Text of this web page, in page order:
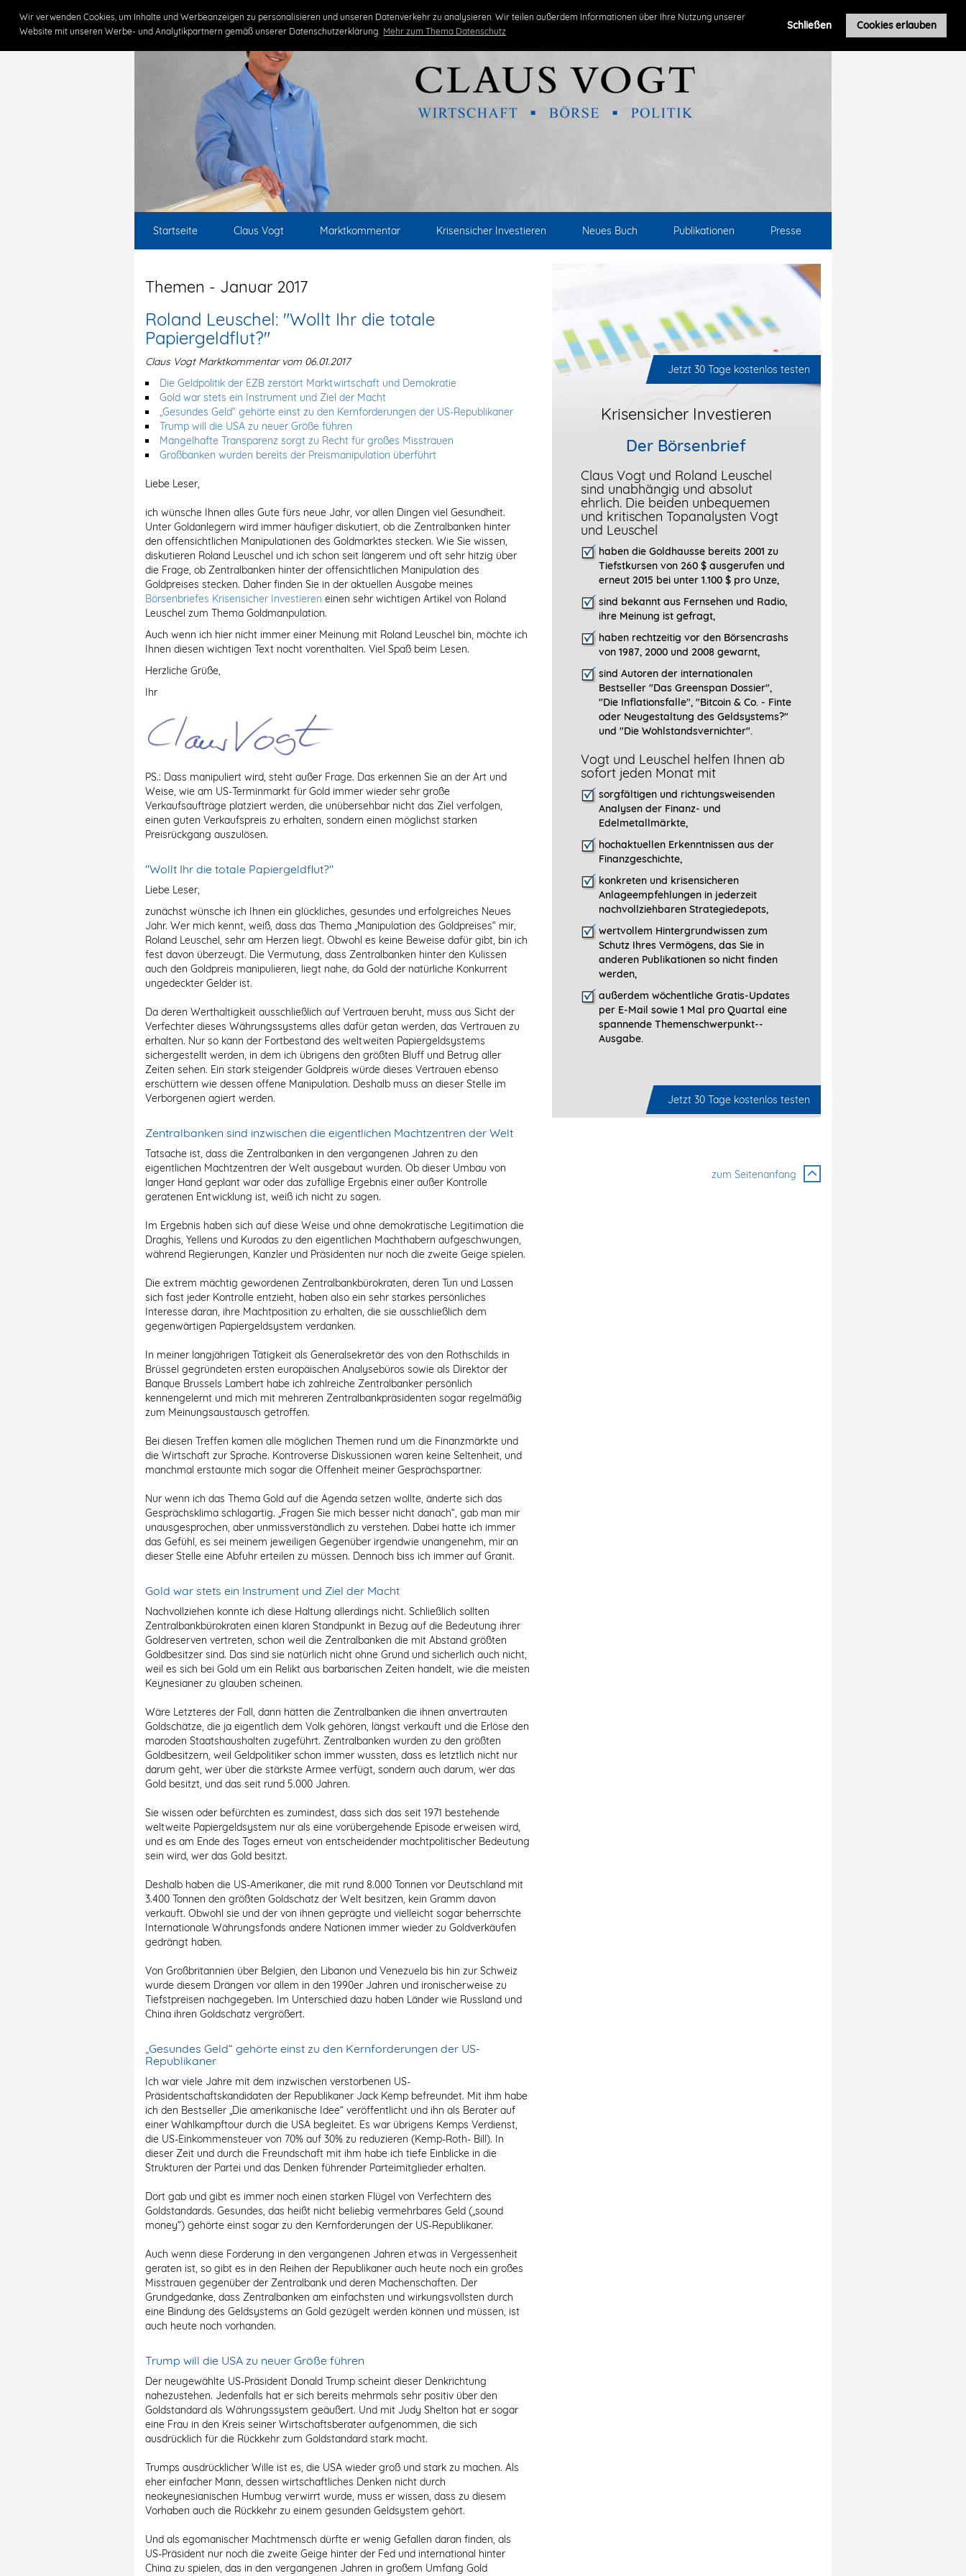
Wir verwenden Cookies, um Inhalte und Werbeanzeigen zu personalisieren und unseren Datenverkehr zu analysieren. Wir teilen außerdem Informationen über Ihre Nutzung unserer
Website mit unseren Werbe- und Analytikpartnern gemäß unserer Datenschutzerklärung. Mehr zum Thema Datenschutz
Schließen Cookies erlauben
Startseite Claus Vogt Marktkommentar Krisensicher Investieren Neues Buch Publikationen Presse
Themen - Januar 2017
Roland Leuschel: "Wollt Ihr die totale
Papiergeldflut?"
Claus Vogt Marktkommentar vom 06.01.2017
Die Geldpolitik der EZB zerstört Marktwirtschaft und Demokratie
Gold war stets ein Instrument und Ziel der Macht
„Gesundes Geld“ gehörte einst zu den Kernforderungen der US-Republikaner
Trump will die USA zu neuer Größe führen
Mangelhafte Transparenz sorgt zu Recht für großes Misstrauen
Großbanken wurden bereits der Preismanipulation überführt
Liebe Leser,
ich wünsche Ihnen alles Gute fürs neue Jahr, vor allen Dingen viel Gesundheit.
Unter Goldanlegern wird immer häufiger diskutiert, ob die Zentralbanken hinter
den offensichtlichen Manipulationen des Goldmarktes stecken. Wie Sie wissen,
diskutieren Roland Leuschel und ich schon seit längerem und oft sehr hitzig über
die Frage, ob Zentralbanken hinter der offensichtlichen Manipulation des
Goldpreises stecken. Daher finden Sie in der aktuellen Ausgabe meines
Börsenbriefes Krisensicher Investieren einen sehr wichtigen Artikel von Roland
Leuschel zum Thema Goldmanpulation.
Auch wenn ich hier nicht immer einer Meinung mit Roland Leuschel bin, möchte ich
Ihnen diesen wichtigen Text nocht vorenthalten. Viel Spaß beim Lesen.
Herzliche Grüße,
Ihr
PS.: Dass manipuliert wird, steht außer Frage. Das erkennen Sie an der Art und
Weise, wie am US-Terminmarkt für Gold immer wieder sehr große
Verkaufsaufträge platziert werden, die unübersehbar nicht das Ziel verfolgen,
einen guten Verkaufspreis zu erhalten, sondern einen möglichst starken
Preisrückgang auszulösen.
"Wollt Ihr die totale Papiergeldflut?"
Liebe Leser,
zunächst wünsche ich Ihnen ein glückliches, gesundes und erfolgreiches Neues
Jahr. Wer mich kennt, weiß, dass das Thema „Manipulation des Goldpreises“ mir,
Roland Leuschel, sehr am Herzen liegt. Obwohl es keine Beweise dafür gibt, bin ich
fest davon überzeugt. Die Vermutung, dass Zentralbanken hinter den Kulissen
auch den Goldpreis manipulieren, liegt nahe, da Gold der natürliche Konkurrent
ungedeckter Gelder ist.
Da deren Werthaltigkeit ausschließlich auf Vertrauen beruht, muss aus Sicht der
Verfechter dieses Währungssystems alles dafür getan werden, das Vertrauen zu
erhalten. Nur so kann der Fortbestand des weltweiten Papiergeldsystems
sichergestellt werden, in dem ich übrigens den größten Bluff und Betrug aller
Zeiten sehen. Ein stark steigender Goldpreis würde dieses Vertrauen ebenso
erschüttern wie dessen offene Manipulation. Deshalb muss an dieser Stelle im
Verborgenen agiert werden.
Zentralbanken sind inzwischen die eigentlichen Machtzentren der Welt
Tatsache ist, dass die Zentralbanken in den vergangenen Jahren zu den
eigentlichen Machtzentren der Welt ausgebaut wurden. Ob dieser Umbau von
langer Hand geplant war oder das zufällige Ergebnis einer außer Kontrolle
geratenen Entwicklung ist, weiß ich nicht zu sagen.
Im Ergebnis haben sich auf diese Weise und ohne demokratische Legitimation die
Draghis, Yellens und Kurodas zu den eigentlichen Machthabern aufgeschwungen,
während Regierungen, Kanzler und Präsidenten nur noch die zweite Geige spielen.
Die extrem mächtig gewordenen Zentralbankbürokraten, deren Tun und Lassen
sich fast jeder Kontrolle entzieht, haben also ein sehr starkes persönliches
Interesse daran, ihre Machtposition zu erhalten, die sie ausschließlich dem
gegenwärtigen Papiergeldsystem verdanken.
In meiner langjährigen Tätigkeit als Generalsekretär des von den Rothschilds in
Brüssel gegründeten ersten europäischen Analysebüros sowie als Direktor der
Banque Brussels Lambert habe ich zahlreiche Zentralbanker persönlich
kennengelernt und mich mit mehreren Zentralbankpräsidenten sogar regelmäßig
zum Meinungsaustausch getroffen.
Bei diesen Treffen kamen alle möglichen Themen rund um die Finanzmärkte und
die Wirtschaft zur Sprache. Kontroverse Diskussionen waren keine Seltenheit, und
manchmal erstaunte mich sogar die Offenheit meiner Gesprächspartner.
Nur wenn ich das Thema Gold auf die Agenda setzen wollte, änderte sich das
Gesprächsklima schlagartig. „Fragen Sie mich besser nicht danach“, gab man mir
unausgesprochen, aber unmissverständlich zu verstehen. Dabei hatte ich immer
das Gefühl, es sei meinem jeweiligen Gegenüber irgendwie unangenehm, mir an
dieser Stelle eine Abfuhr erteilen zu müssen. Dennoch biss ich immer auf Granit.
Gold war stets ein Instrument und Ziel der Macht
Nachvollziehen konnte ich diese Haltung allerdings nicht. Schließlich sollten
Zentralbankbürokraten einen klaren Standpunkt in Bezug auf die Bedeutung ihrer
Goldreserven vertreten, schon weil die Zentralbanken die mit Abstand größten
Goldbesitzer sind. Das sind sie natürlich nicht ohne Grund und sicherlich auch nicht,
weil es sich bei Gold um ein Relikt aus barbarischen Zeiten handelt, wie die meisten
Keynesianer zu glauben scheinen.
Wäre Letzteres der Fall, dann hätten die Zentralbanken die ihnen anvertrauten
Goldschätze, die ja eigentlich dem Volk gehören, längst verkauft und die Erlöse den
maroden Staatshaushalten zugeführt. Zentralbanken wurden zu den größten
Goldbesitzern, weil Geldpolitiker schon immer wussten, dass es letztlich nicht nur
darum geht, wer über die stärkste Armee verfügt, sondern auch darum, wer das
Gold besitzt, und das seit rund 5.000 Jahren.
Sie wissen oder befürchten es zumindest, dass sich das seit 1971 bestehende
weltweite Papiergeldsystem nur als eine vorübergehende Episode erweisen wird,
und es am Ende des Tages erneut von entscheidender machtpolitischer Bedeutung
sein wird, wer das Gold besitzt.
Deshalb haben die US-Amerikaner, die mit rund 8.000 Tonnen vor Deutschland mit
3.400 Tonnen den größten Goldschatz der Welt besitzen, kein Gramm davon
verkauft. Obwohl sie und der von ihnen geprägte und vielleicht sogar beherrschte
Internationale Währungsfonds andere Nationen immer wieder zu Goldverkäufen
gedrängt haben.
Von Großbritannien über Belgien, den Libanon und Venezuela bis hin zur Schweiz
wurde diesem Drängen vor allem in den 1990er Jahren und ironischerweise zu
Tiefstpreisen nachgegeben. Im Unterschied dazu haben Länder wie Russland und
China ihren Goldschatz vergrößert.
„Gesundes Geld“ gehörte einst zu den Kernforderungen der US-
Republikaner
Ich war viele Jahre mit dem inzwischen verstorbenen US-
Präsidentschaftskandidaten der Republikaner Jack Kemp befreundet. Mit ihm habe
ich den Bestseller „Die amerikanische Idee“ veröffentlicht und ihn als Berater auf
einer Wahlkampftour durch die USA begleitet. Es war übrigens Kemps Verdienst,
die US-Einkommensteuer von 70% auf 30% zu reduzieren (Kemp-Roth- Bill). In
dieser Zeit und durch die Freundschaft mit ihm habe ich tiefe Einblicke in die
Strukturen der Partei und das Denken führender Parteimitglieder erhalten.
Dort gab und gibt es immer noch einen starken Flügel von Verfechtern des
Goldstandards. Gesundes, das heißt nicht beliebig vermehrbares Geld („sound
money“) gehörte einst sogar zu den Kernforderungen der US-Republikaner.
Auch wenn diese Forderung in den vergangenen Jahren etwas in Vergessenheit
geraten ist, so gibt es in den Reihen der Republikaner auch heute noch ein großes
Misstrauen gegenüber der Zentralbank und deren Machenschaften. Der
Grundgedanke, dass Zentralbanken am einfachsten und wirkungsvollsten durch
eine Bindung des Geldsystems an Gold gezügelt werden können und müssen, ist
auch heute noch vorhanden.
Trump will die USA zu neuer Größe führen
Der neugewählte US-Präsident Donald Trump scheint dieser Denkrichtung
nahezustehen. Jedenfalls hat er sich bereits mehrmals sehr positiv über den
Goldstandard als Währungssystem geäußert. Und mit Judy Shelton hat er sogar
eine Frau in den Kreis seiner Wirtschaftsberater aufgenommen, die sich
ausdrücklich für die Rückkehr zum Goldstandard stark macht.
Trumps ausdrücklicher Wille ist es, die USA wieder groß und stark zu machen. Als
eher einfacher Mann, dessen wirtschaftliches Denken nicht durch
neokeynesianischen Humbug verwirrt wurde, muss er wissen, dass zu diesem
Vorhaben auch die Rückkehr zu einem gesunden Geldsystem gehört.
Und als egomanischer Machtmensch dürfte er wenig Gefallen daran finden, als
US-Präsident nur noch die zweite Geige hinter der Fed und international hinter
China zu spielen, das in den vergangenen Jahren in großem Umfang Gold
Jetzt 30 Tage kostenlos testen
Krisensicher Investieren
Der Börsenbrief
Claus Vogt und Roland Leuschel
sind unabhängig und absolut
ehrlich. Die beiden unbequemen
und kritischen Topanalysten Vogt
und Leuschel
haben die Goldhausse bereits 2001 zu
Tiefstkursen von 260 $ ausgerufen und
erneut 2015 bei unter 1.100 $ pro Unze,
sind bekannt aus Fernsehen und Radio,
ihre Meinung ist gefragt,
haben rechtzeitig vor den Börsencrashs
von 1987, 2000 und 2008 gewarnt,
sind Autoren der internationalen
Bestseller "Das Greenspan Dossier",
"Die Inflationsfalle", "Bitcoin & Co. - Finte
oder Neugestaltung des Geldsystems?"
und "Die Wohlstandsvernichter".
Vogt und Leuschel helfen Ihnen ab
sofort jeden Monat mit
sorgfältigen und richtungsweisenden
Analysen der Finanz- und
Edelmetallmärkte,
hochaktuellen Erkenntnissen aus der
Finanzgeschichte,
konkreten und krisensicheren
Anlageempfehlungen in jederzeit
nachvollziehbaren Strategiedepots,
wertvollem Hintergrundwissen zum
Schutz Ihres Vermögens, das Sie in
anderen Publikationen so nicht finden
werden,
außerdem wöchentliche Gratis-Updates
per E-Mail sowie 1 Mal pro Quartal eine
spannende Themenschwerpunkt-­
Ausgabe.
Jetzt 30 Tage kostenlos testen
zum Seitenanfang